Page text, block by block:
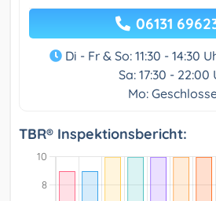
06131
Di - Fr & So: 11:30 - 14:30
Sa: 17:30 - 22:00
Mo:
TBR® Inspektionsbericht: